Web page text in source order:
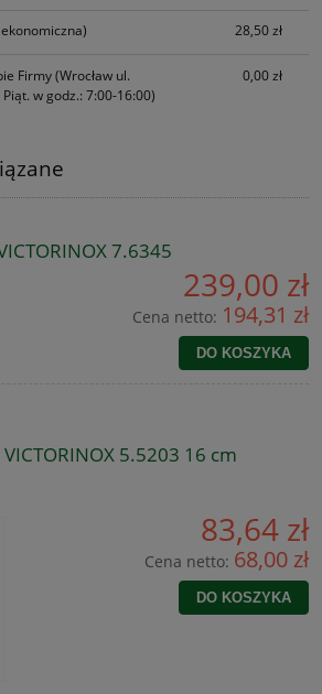
28,50 zł
Firmy(Wrocław ul.
w godz.: 7:00-16:00)
0,00 zł
7.6345
239,00 zł
Cena netto: 194,31 zł
DO KOSZYKA
5.5203 16 cm
83,64 zł
Cena netto: 68,00 zł
DO KOSZYKA